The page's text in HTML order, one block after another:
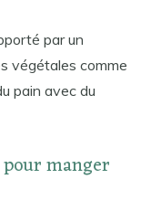
par un
végétales comme
pain avec du
manger